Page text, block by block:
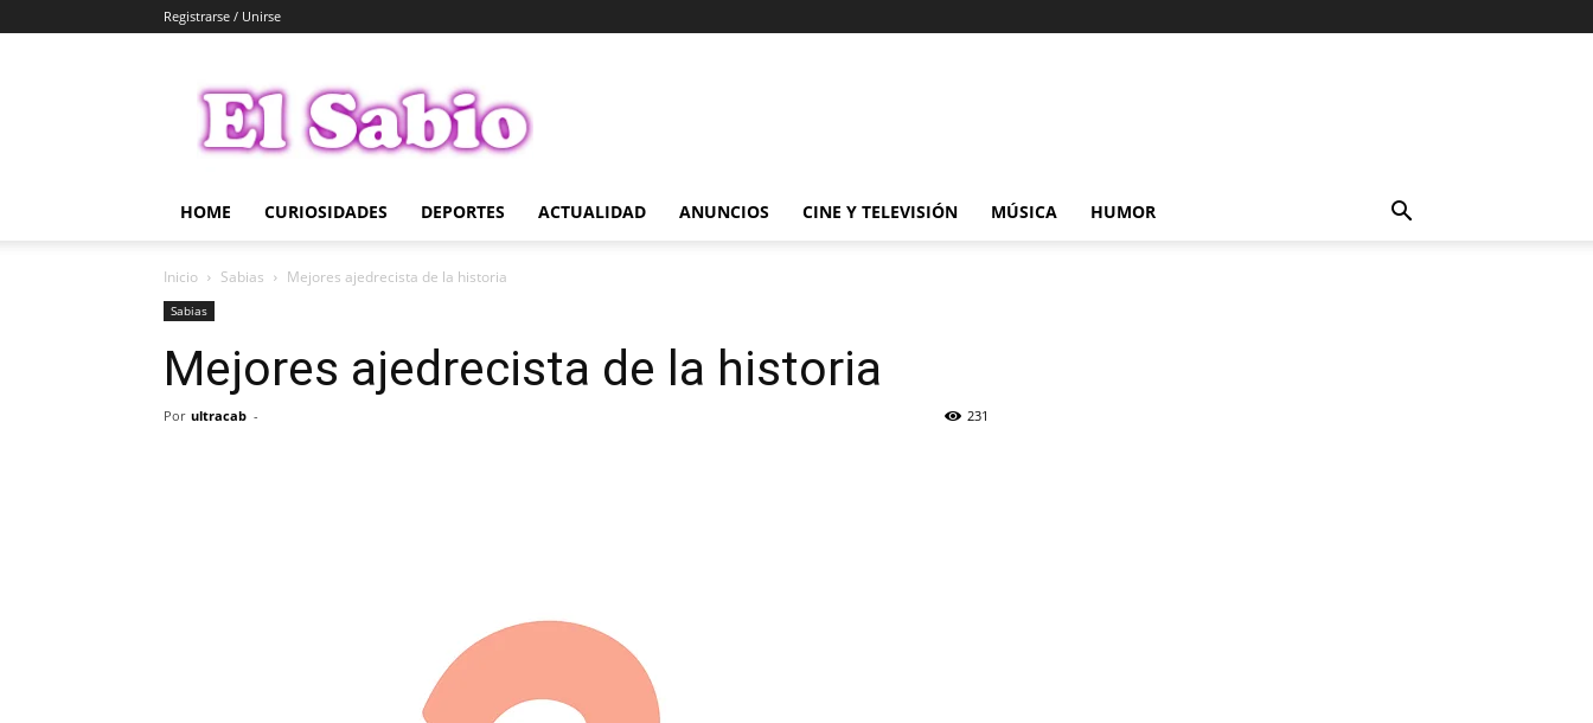
Registrarse / Unirse
Sabio
HOME CURIOSIDADES DEPORTES ACTUALIDAD ANUNCIOS CINE Y TELEVISIÓN MÚSICA HUMOR
Inicio Sabias Mejores ajedrecista de la historia
Sabias
Mejores ajedrecista de la historia
Por ultracab - 231